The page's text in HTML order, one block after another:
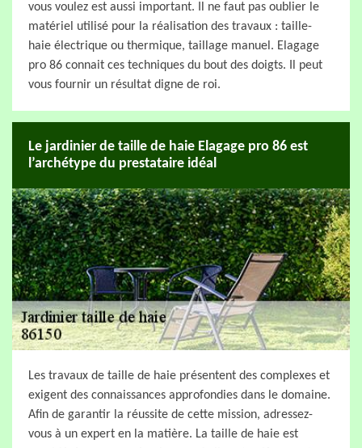
vous voulez est aussi important. Il ne faut pas oublier le
matériel utilisé pour la réalisation des travaux : taille-
haie électrique ou thermique, taillage manuel. Elagage
pro 86 connait ces techniques du bout des doigts. Il peut
vous fournir un résultat digne de roi.
Le jardinier de taille de haie Elagage pro 86 est
l’archétype du prestataire idéal
Les travaux de taille de haie présentent des complexes et
exigent des connaissances approfondies dans le domaine.
Afin de garantir la réussite de cette mission, adressez-
vous à un expert en la matière. La taille de haie est